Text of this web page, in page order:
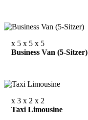
x 5 x 5 x 5
Business Van (5-Sitzer)
x 3 x 2 x 2
Taxi Limousine